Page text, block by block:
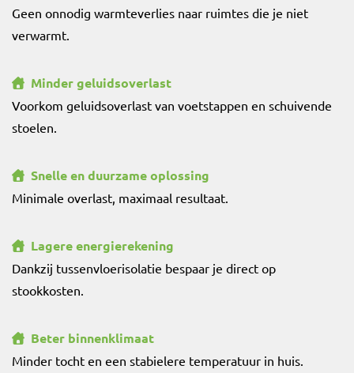
Geen onnodig warmteverlies naar ruimtes die je niet
verwarmt.
Minder geluidsoverlast
Voorkom geluidsoverlast van voetstappen en schuivende
stoelen.
Snelle en duurzame oplossing
Minimale overlast, maximaal resultaat.
Lagere energierekening
Dankzij tussenvloerisolatie bespaar je direct op
stookkosten.
Beter binnenklimaat
Minder tocht en een stabielere temperatuur in huis.